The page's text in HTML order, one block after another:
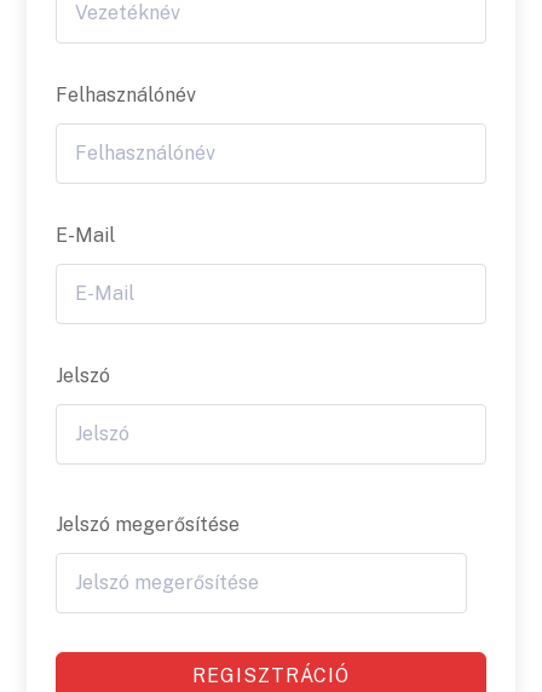
Felhasználónév
E-Mail
Jelszó
Jelszó megerősítése
REGISZTRÁCIÓ